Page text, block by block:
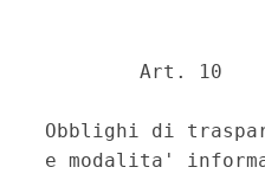
Art. 10
Obblighi di
e modalita'